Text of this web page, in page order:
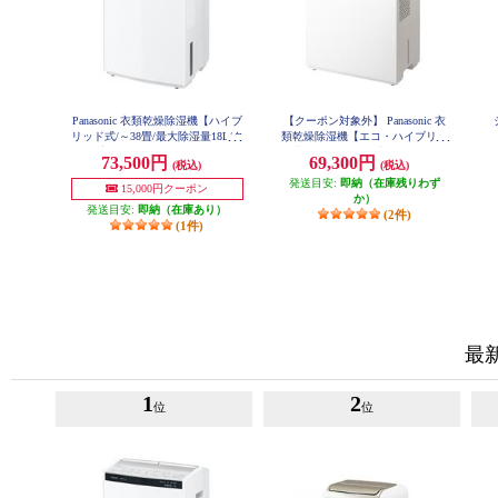
Panasonic 衣類乾燥除湿機【ハイブ
リッド式/～38畳/最大除湿量18L/タ
イーX/クリーンホワイト】 F-YHX
200B-W
73,500円
(税込)
15,000円クーポン
発送目安: 即納（在庫あり）
(1件)
【クーポン対象外】 Panasonic 衣
類乾燥除湿機【エコ・ハイブリッ
容量3.2L/ツインルーバー/ナノイー
X/連続排水/クリーンホワイト】 F-
YEX120B-W
69,300円
(税込)
発送目安: 即納（在庫残りわず
か）
(2件)
最
1 位 2位